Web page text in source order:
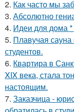
2. Как часто мы
3. Абсолютно
4. Идеи для дома *
5. Плавучая
студентов.
6. Квартира в
XIX века, стала
настоящим.
7. Заказчица -